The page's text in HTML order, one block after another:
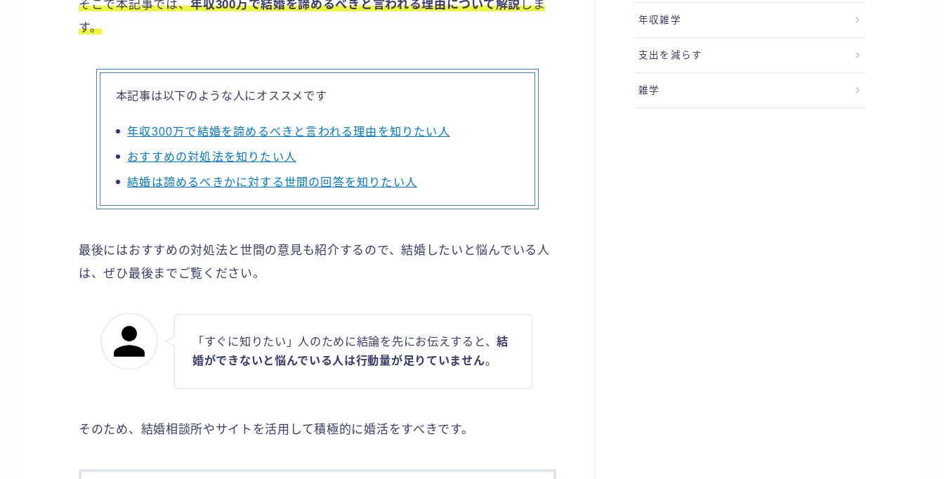
そこで本記事では、年収300万で結婚を諦めるべきと言われる理由について解説しま
す。
本記事は以下のような人にオススメです
年収300万で結婚を諦めるべきと言われる理由を知りたい人
おすすめの対処法を知りたい人
結婚は諦めるべきかに対する世間の回答を知りたい人
最後にはおすすめの対処法と世間の意見も紹介するので、結婚したいと悩んでいる人
は、ぜひ最後までご覧ください。
「すぐに知りたい」人のために結論を先にお伝えすると、結
婚ができないと悩んでいる人は行動量が足りていません。
そのため、結婚相談所やサイトを活用して積極的に婚活をすべきです。
年収雑学
支出を減らす
雑学